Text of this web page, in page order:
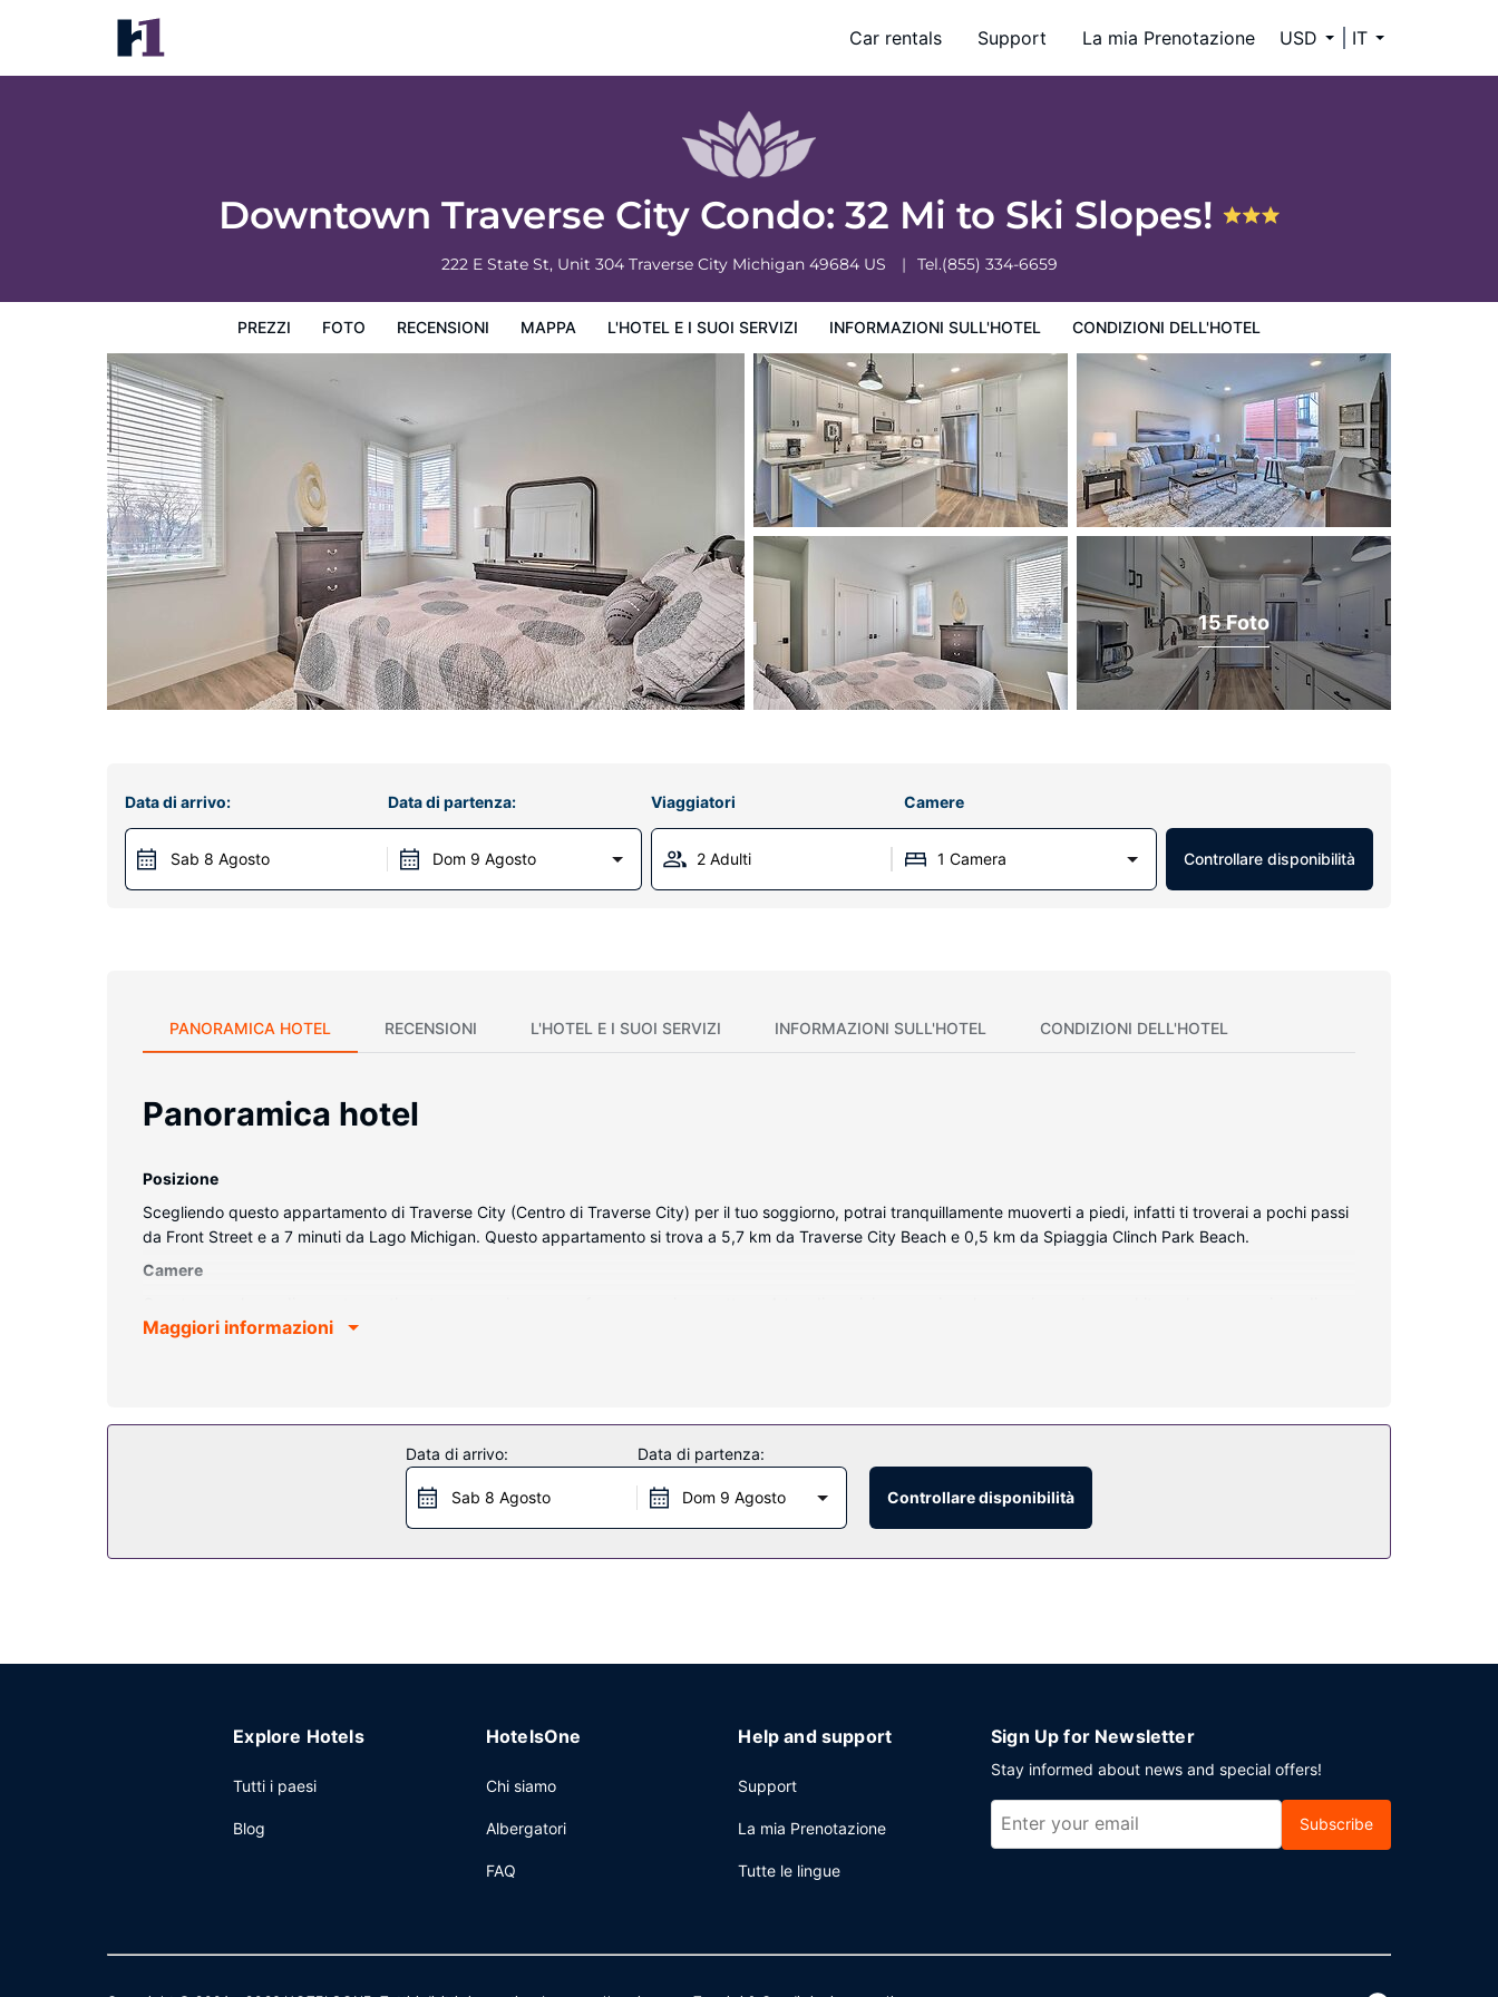
Car rentals Support La mia Prenotazione USD IT
Downtown Traverse City Condo: 32 Mi to Ski Slopes!
222 E State St, Unit 304 Traverse City Michigan 49684 US Tel.(855) 334-6659
PREZZI FOTO RECENSIONI MAPPA L'HOTEL E I SUOI SERVIZI INFORMAZIONI SULL'HOTEL CONDIZIONI DELL'HOTEL
Downtown Traverse City Condo: 32 Mi to Ski Slopes!
Prezzi Condizioni dell'hotel
15 Foto
Data di arrivo:
Sab 8 Agosto
Data di partenza:
Dom 9 Agosto
Viaggiatori Camere
2 Adulti 1 Camera Controllare disponibilità
PANORAMICA HOTEL RECENSIONI L'HOTEL E I SUOI SERVIZI INFORMAZIONI SULL'HOTEL CONDIZIONI DELL'HOTEL
Panoramica hotel
Posizione
Scegliendo questo appartamento di Traverse City (Centro di Traverse City) per il tuo soggiorno, potrai tranquillamente muoverti a piedi, infatti ti troverai a pochi passi
da Front Street e a 7 minuti da Lago Michigan. Questo appartamento si trova a 5,7 km da Traverse City Beach e 0,5 km da Spiaggia Clinch Park Beach.
Camere
caffè/tè.
Maggiori informazioni
Data di arrivo:
Sab 8 Agosto
Data di partenza:
Dom 9 Agosto Controllare disponibilità
Explore Hotels
Tutti i paesi
Blog
HotelsOne
Chi siamo
Albergatori
FAQ
Help and support
Support
La mia Prenotazione
Tutte le lingue
Sign Up for Newsletter
Stay informed about news and special offers!
Subscribe